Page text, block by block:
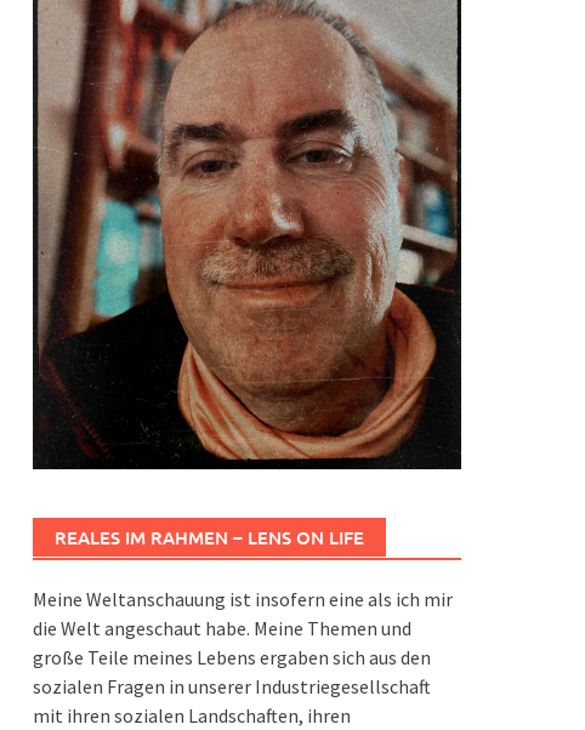
REALES IM RAHMEN – LENS ON LIFE
Meine Weltanschauung ist insofern eine als ich mir
die Welt angeschaut habe. Meine Themen und
große Teile meines Lebens ergaben sich aus den
sozialen Fragen in unserer Industriegesellschaft
mit ihren sozialen Landschaften, ihren